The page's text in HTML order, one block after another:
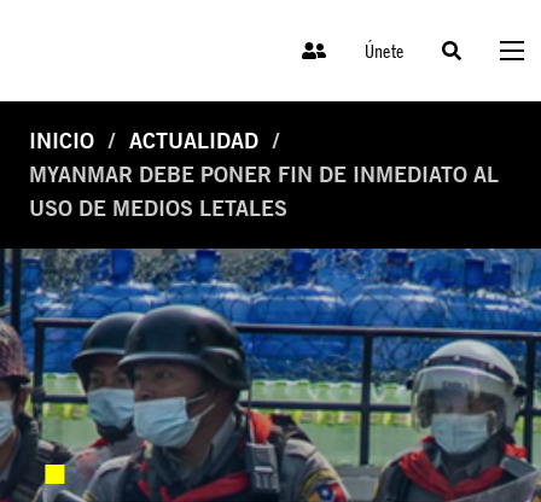
Únete
INICIO
ACTUALIDAD
MYANMAR DEBE PONER FIN DE INMEDIATO AL
USO DE MEDIOS LETALES